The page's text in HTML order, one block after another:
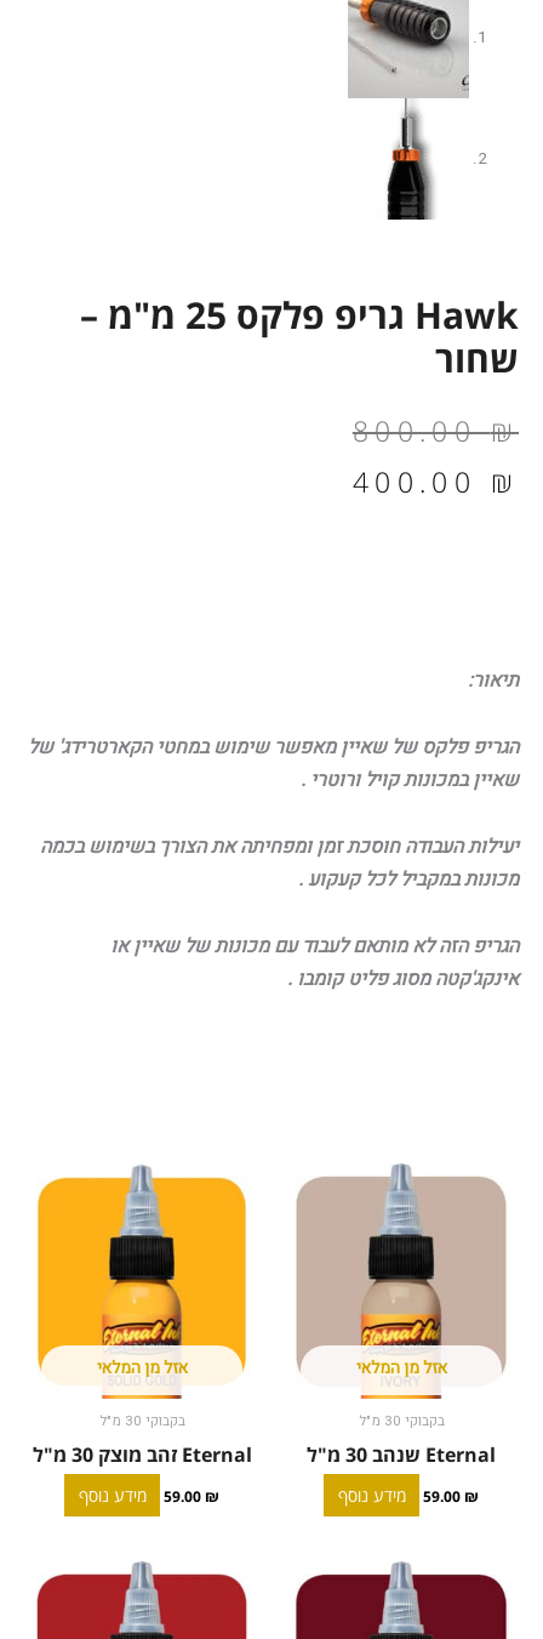
Hawk גריפ פלקס 25 מ"מ –
שחור
800.00₪
המחיר
המקורי
400.00 ₪
המחיר
הנוכחי
תיאור:
הגריפ פלקס של שאיין מאפשר שימוש במחטי הקארטרידג' של
שאיין במכונות קויל ורוטרי .
יעילות העבודה חוסכת זמן ומפחיתה את הצורך בשימוש בכמה
מכונות במקביל לכל קעקוע .
הגריפ הזה לא מותאם לעבוד עם מכונות של שאיין או
אינקג'קטה מסוג פליט קומבו .
אזל מן המלאי
בקבוקי 30 מ"ל
Eternal שנהב 30 מ"ל
59.00 ₪ מידע נוסף
אזל מן המלאי
בקבוקי 30 מ"ל
Eternal זהב מוצק 30 מ"ל
59.00 ₪ מידע נוסף